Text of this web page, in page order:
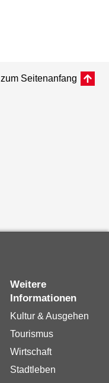
zum Seitenanfang
Weitere
Informationen
Kultur & Ausgehen
Tourismus
Wirtschaft
Stadtleben